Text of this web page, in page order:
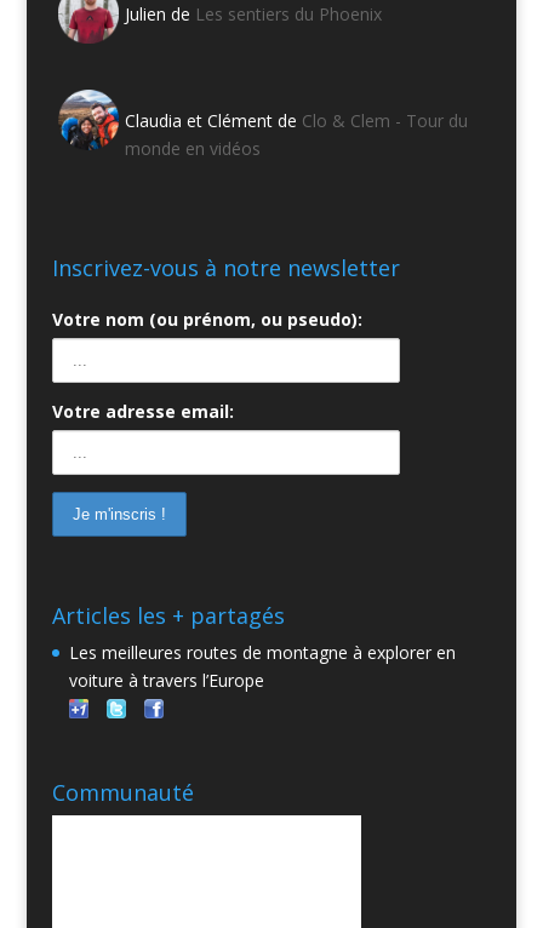
Julien de Les sentiers du Phoenix
Claudia et Clément de Clo & Clem - Tour du
monde en vidéos
Inscrivez-vous à notre newsletter
Votre nom (ou prénom, ou pseudo):
Votre adresse email:
Articles les + partagés
Les meilleures routes de montagne à explorer en
voiture à travers l’Europe
Communauté